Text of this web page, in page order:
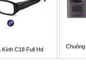
Kính C18 Full Hd